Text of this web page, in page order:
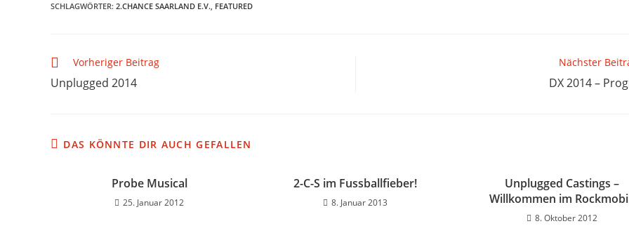
SCHLAGWÖRTER: 2.CHANCE SAARLAND E.V., FEATURED
Vorheriger Beitrag
Unplugged 2014
Nächster
DX 2014 –
DAS KÖNNTE DIR AUCH GEFALLEN
Probe Musical
25. Januar 2012
2-C-S im Fussballfieber!
8. Januar 2013
Unplugged Castings –
Willkommen im
8. Oktober 2012